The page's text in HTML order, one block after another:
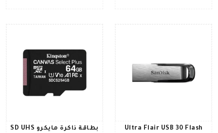
Ultra Flair USB 30 Flash
بطاقة ذاكرة مايكرو SD UHS